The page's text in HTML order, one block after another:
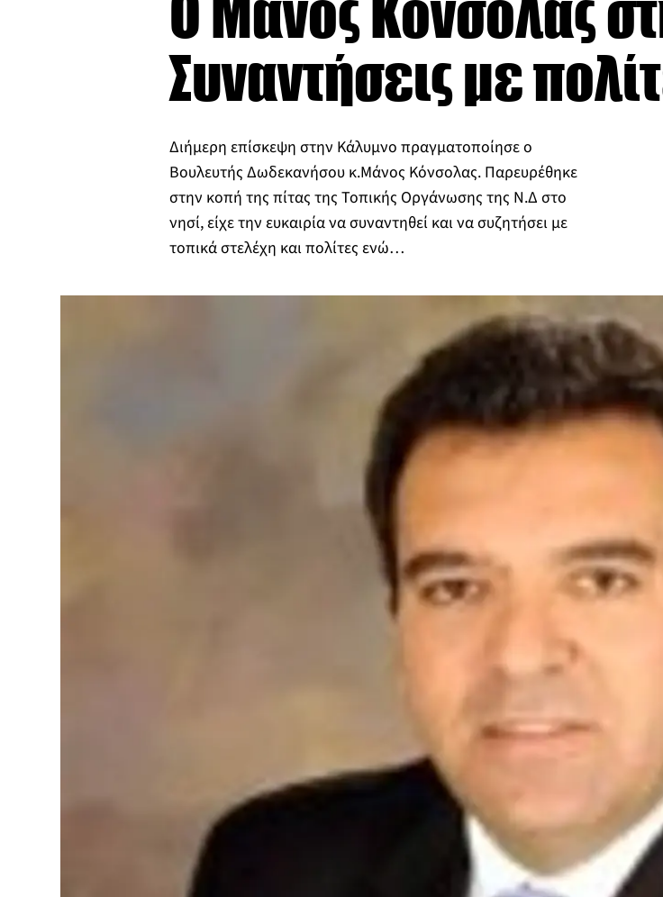
Συναντήσεις με
Διήμερη επίσκεψη στην Κάλυμνο πραγματοποίησε ο
Βουλευτής Δωδεκανήσου κ.Μάνος Κόνσολας. Παρευρέθηκε
στην κοπή της πίτας της Τοπικής Οργάνωσης της Ν.Δ στο
νησί, είχε την ευκαιρία να συναντηθεί και να συζητήσει με
τοπικά στελέχη και πολίτες ενώ…